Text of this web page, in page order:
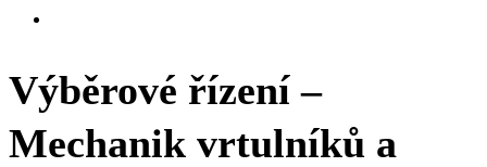
Výběrové řízení –
Mechanik vrtulníků a